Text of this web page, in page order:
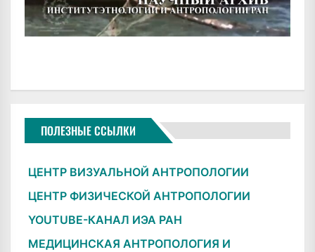
ПОЛЕЗНЫЕ ССЫЛКИ
ЦЕНТР ВИЗУАЛЬНОЙ АНТРОПОЛОГИИ
ЦЕНТР ФИЗИЧЕСКОЙ АНТРОПОЛОГИИ
YOUTUBE-КАНАЛ ИЭА РАН
МЕДИЦИНСКАЯ АНТРОПОЛОГИЯ И